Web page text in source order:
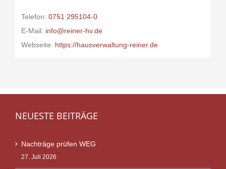
Telefon: 0751 295104-0
E-Mail: info@reiner-hv.de
Webseite: https://hausverwaltung-reiner.de
NEUESTE BEITRÄGE
Nachträge prüfen WEG
27. Juli 2026